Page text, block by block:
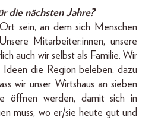
die nächsten Jahre?
sein, an dem sich Menschen
Mitarbeiter:innen, unsere
auch wir selbst als Familie. Wir
die Region beleben, dazu
wir unser Wirtshaus an sieben
öffnen werden, damit sich in
muss, wo er/sie heute gut und